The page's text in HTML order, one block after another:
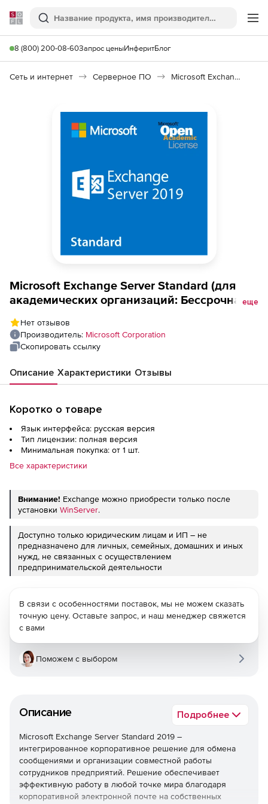
Softline
Поиск
8 (800) 200-08-60Запрос ценыИнферитБлог
Сеть и интернет Серверное ПО Microsoft Exchange Server Standard 2019
Microsoft Exchange Server Standard (для
академических организаций: Бессрочная
Russian OLV NL 3Y AqY1 Additional Product
еще
Нет отзывов
Производитель: Microsoft Corporation
Скопировать ссылку
Описание Характеристики Отзывы
Коротко о товаре
Язык интерфейса: русская версия
Тип лицензии: полная версия
Минимальная покупка: от 1 шт.
Все характеристики
Внимание! Exchange можно приобрести только после
установки WinServer.
Доступно только юридическим лицам и ИП – не
предназначено для личных, семейных, домашних и иных
нужд, не связанных с осуществлением
предпринимательской деятельности
Описание Подробнее
Microsoft Exchange Server Standard 2019 –
интегрированное корпоративное решение для обмена
сообщениями и организации совместной работы
сотрудников предприятий. Решение обеспечивает
эффективную работу в любой точке мира благодаря
корпоративной электронной почте на собственных
В связи с особенностями поставок, мы не можем сказать
точную цену. Оставьте запрос, и наш менеджер свяжется
с вами
Поможем с выбором